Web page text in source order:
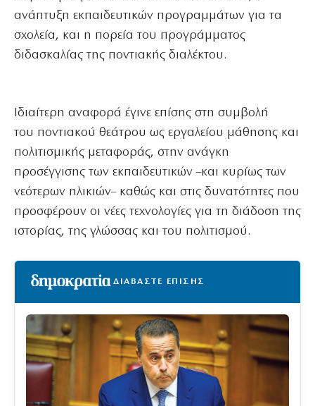
ανάπτυξη εκπαιδευτικών προγραμμάτων για τα
σχολεία, και η πορεία του προγράμματος
διδασκαλίας της ποντιακής διαλέκτου.
Ιδιαίτερη αναφορά έγινε επίσης στη συμβολή
του ποντιακού θεάτρου ως εργαλείου μάθησης και
πολιτισμικής μεταφοράς, στην ανάγκη
προσέγγισης των εκπαιδευτικών –και κυρίως των
νεότερων ηλικιών– καθώς και στις δυνατότητες που
προσφέρουν οι νέες τεχνολογίες για τη διάδοση της
ιστορίας, της γλώσσας και του πολιτισμού.
ΔΙΑΒΑΣΤΕ ΕΠΙΣΗΣ